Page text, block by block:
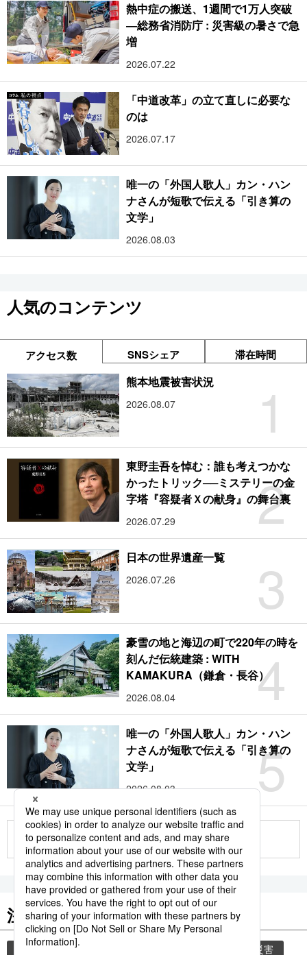
熱中症の搬送、1週間で1万人突破
―総務省消防庁 : 災害級の暑さで急
増
2026.07.22
「中道改革」の立て直しに必要な
のは
2026.07.17
唯一の「外国人歌人」カン・ハン
ナさんが短歌で伝える「引き算の
文学」
2026.08.03
人気のコンテンツ
アクセス数 SNSシェア 滞在時間
1
熊本地震被害状況
2026.08.07
2
東野圭吾を悼む：誰も考えつかな
かったトリック──ミステリーの金
字塔『容疑者Ｘの献身』の舞台裏
2026.07.29
3
日本の世界遺産一覧
2026.07.26
4
豪雪の地と海辺の町で220年の時を
刻んだ伝統建築 : WITH
KAMAKURA（鎌倉・長谷）
2026.08.04
5
唯一の「外国人歌人」カン・ハン
ナさんが短歌で伝える「引き算の
文学」
2026.08.03
もっと見る
注目のキーワード
共同通信ニュース 気象・災害